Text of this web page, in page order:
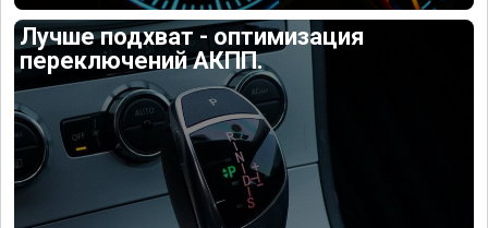
Лучше подхват - оптимизация
переключений АКПП.